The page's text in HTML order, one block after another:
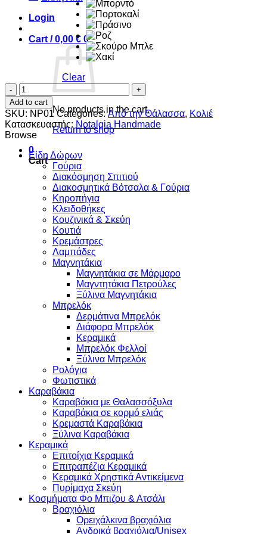
Login
Cart /0,00 € 0
No products in the cart.
Return to shop
0
Cart
Clear
Μουσικό
κλειδί
quantity
Add to cart
SKU: NP01 Categories:Από την Θάλασσα, Κολιέ
Κατασκευαστής: Notalgia Handmade
Browse
Είδη Δώρων
Γούρια
Διακόσμηση Σπιτιού
Διακοσμητικά Βότσαλα & Γούρια
Κηροπήγια
Κλειδοθήκες
Κουζινικά & Σκεύη
Κουτιά
Κρεμάστρες
Λαμπάδες
Μαγνητάκια
Μαγνητάκια σε Μάρμαρο
Μαγντητάκια Πετρούλες
Ξύλινα Μαγνητάκια
Μπρελόκ
Δερμάτινα Μπρελόκ
Διάφορα Μπρελόκ
Κεραμικά
Μπρελόκ Φελλοί
Ξύλινα Μπρελόκ
Ρολόγια
Φωτιστικά
Καραβάκια
Καραβάκια με Θαλασσόξυλα
Καραβάκια σε κορμό ελιάς
Κρεμαστά Καραβάκια
Ξύλινα Καραβάκια
Κεραμικά
Επιτοίχια Κεραμικά
Επιτραπέζια Κεραμικά
Κεραμικά Χρηστικά Αντικείμενα
Πυρίμαχα Σκεύη
Κοσμήματα Φο Μπιζου & Ατσάλι
Βραχιόλια
Oρειχάλκινα βραχιόλια
Ανδρικά βραχιόλια/Unisex